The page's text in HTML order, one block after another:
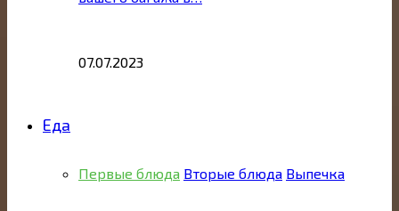
07.07.2023
Еда
Первые блюда Вторые блюда Выпечка